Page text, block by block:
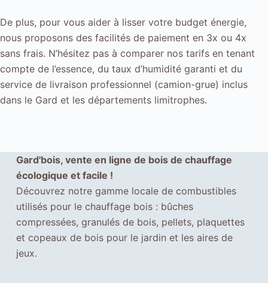
De plus, pour vous aider à lisser votre budget énergie,
nous proposons des facilités de paiement en 3x ou 4x
sans frais. N’hésitez pas à comparer nos tarifs en tenant
compte de l’essence, du taux d’humidité garanti et du
service de livraison professionnel (camion-grue) inclus
dans le Gard et les départements limitrophes.
Gard'bois, vente en ligne de bois de chauffage
écologique et facile !
Découvrez notre gamme locale de combustibles
utilisés pour le chauffage bois : bûches
compressées, granulés de bois, pellets, plaquettes
et copeaux de bois pour le jardin et les aires de
jeux.